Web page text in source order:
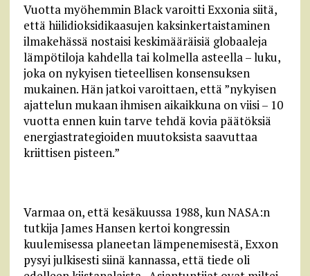
Vuotta myöhemmin Black varoitti Exxonia siitä,
että hiilidioksidikaasujen kaksinkertaistaminen
ilmakehässä nostaisi keskimääräisiä globaaleja
lämpötiloja kahdella tai kolmella asteella – luku,
joka on nykyisen tieteellisen konsensuksen
mukainen. Hän jatkoi varoittaen, että ”nykyisen
ajattelun mukaan ihmisen aikaikkuna on viisi – 10
vuotta ennen kuin tarve tehdä kovia päätöksiä
energiastrategioiden muutoksista saavuttaa
kriittisen pisteen.”
Varmaa on, että kesäkuussa 1988, kun NASA:n
tutkija James Hansen kertoi kongressin
kuulemisessa planeetan lämpenemisestä, Exxon
pysyi julkisesti siinä kannassa, että tiede oli